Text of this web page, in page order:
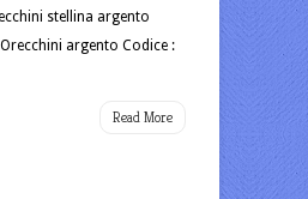
stellina argento
argento Codice :
Read More